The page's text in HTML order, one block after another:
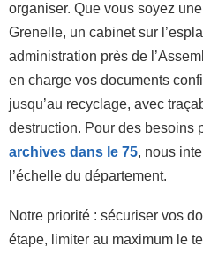
organiser. Que vous soyez
Grenelle, un cabinet sur
administration près de
en charge vos documents
jusqu’au recyclage, avec
destruction. Pour des besoins
archives dans le 75, nous
l’échelle du département.
Notre priorité : sécuriser vos
étape, limiter au maximum le